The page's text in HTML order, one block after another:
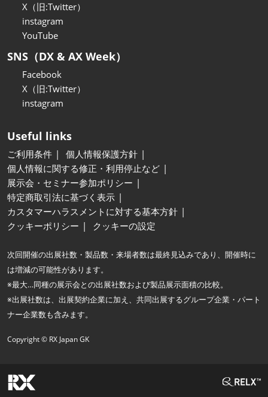
X（旧:Twitter）
instagram
YouTube
SNS（DX & AX Week）
Facebook
X（旧:Twitter）
instagram
Useful links
ご利用条件
個人情報保護方針
個人情報に関する修正・利用停止など
展示会・セミナー参加ポリシー
特定商取引法に基づく表示
カスタマーハラスメントに対する基本方針
クッキーポリシー
クッキーの設定
次回開催の出展社数・製品数・来場者数は最終見込みであり、開催時に
は増減の可能性があります。
※最大…同種の展示会との出展社数および製品展示面積の比較。
※出展社数は、出展契約企業に加え、共同出展するグループ企業・パート
ナー企業数も含みます。
Copyright © RX Japan GK